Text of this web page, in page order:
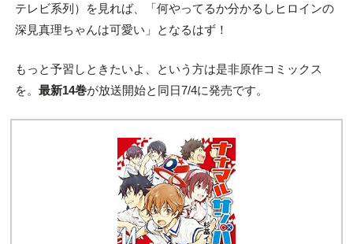
テレビ系列）を見れば、「何やってるか分かるしヒロインの
深見真理ちゃんは可愛い」となるはず！
もっと予習しときたいよ、という方は是非原作コミックス
を。 最新14巻が放送開始と同日7/4に発売です。